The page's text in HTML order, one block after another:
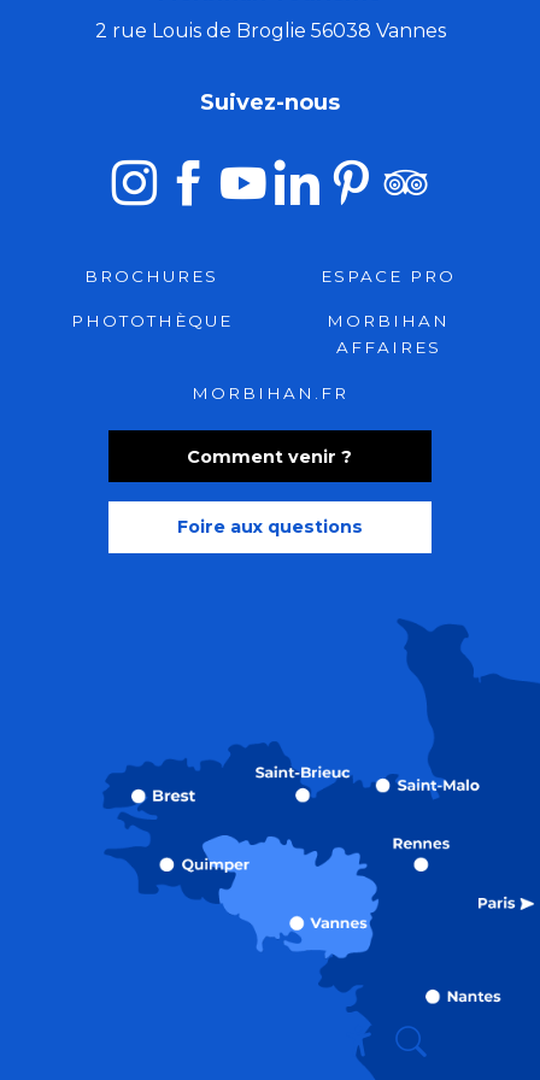
2 rue Louis de Broglie 56038 Vannes
Comment venir ?
Foire aux questions
Suivez-nous
BROCHURES ESPACE PRO
PHOTOTHÈQUE
MORBIHAN
AFFAIRES
MORBIHAN.FR